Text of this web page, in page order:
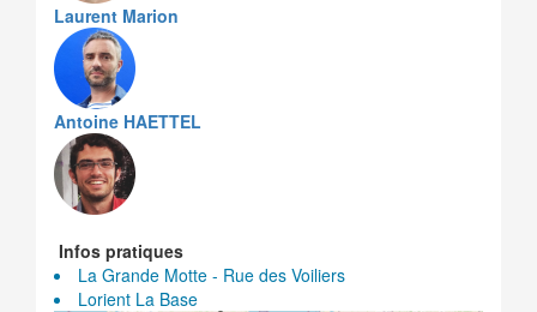
Laurent Marion
Antoine HAETTEL
Infos pratiques
La Grande Motte - Rue des Voiliers
Lorient La Base